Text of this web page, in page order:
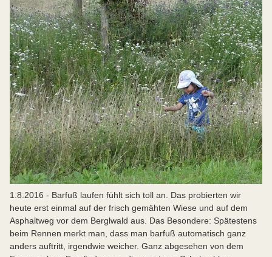
1.8.2016 - Barfuß laufen fühlt sich toll an. Das probierten wir
heute erst einmal auf der frisch gemähten Wiese und auf dem
Asphaltweg vor dem Berglwald aus. Das Besondere: Spätestens
beim Rennen merkt man, dass man barfuß automatisch ganz
anders auftritt, irgendwie weicher. Ganz abgesehen von dem